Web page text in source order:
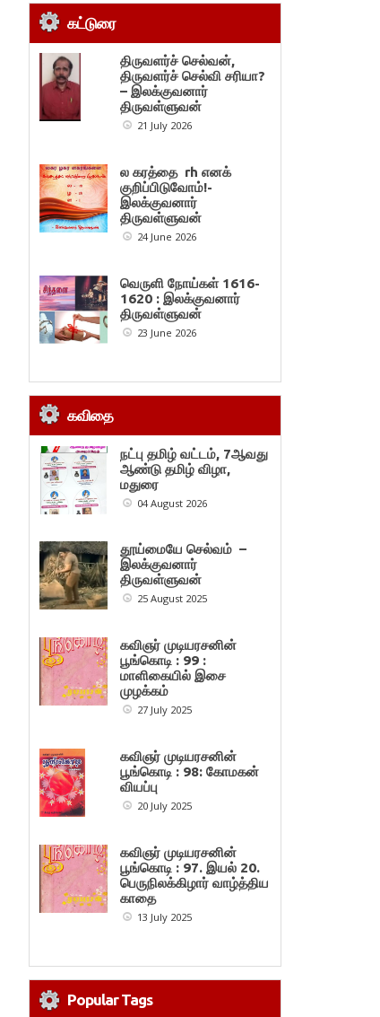
கட்டுரை
திருவளர்ச் செல்வன்,
திருவளர்ச் செல்வி சரியா?
– இலக்குவனார்
திருவள்ளுவன்
21 July 2026
ல கரத்தை rh எனக்
குறிப்பிடுவோம்!-
இலக்குவனார்
திருவள்ளுவன்
24 June 2026
வெருளி நோய்கள் 1616-
1620 : இலக்குவனார்
திருவள்ளுவன்
23 June 2026
கவிதை
நட்பு தமிழ் வட்டம், 7ஆவது
ஆண்டு தமிழ் விழா,
மதுரை
04 August 2026
தூய்மையே செல்வம் –
இலக்குவனார்
திருவள்ளுவன்
25 August 2025
கவிஞர் முடியரசனின்
பூங்கொடி : 99 :
மாளிகையில் இசை
முழக்கம்
27 July 2025
கவிஞர் முடியரசனின்
பூங்கொடி : 98: கோமகன்
வியப்பு
20 July 2025
கவிஞர் முடியரசனின்
பூங்கொடி : 97. இயல் 20.
பெருநிலக்கிழார் வாழ்த்திய
காதை
13 July 2025
Popular Tags